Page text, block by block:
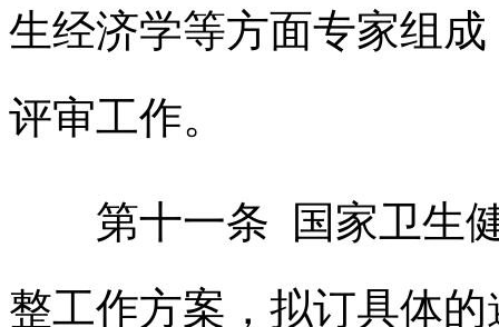
生经济学等方面专家组
评审工作。
第十一条 国家卫生
整工作方案，拟订具体